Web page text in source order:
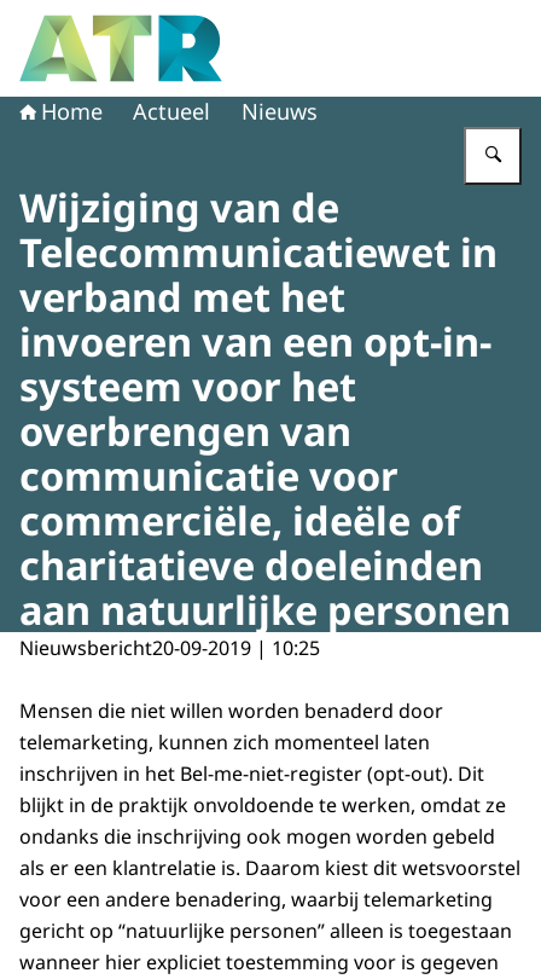
Naar de homepage van Adviescollege toetsing regeldruk
Home Actueel Nieuws
Wijziging van de
Telecommunicatiewet in
verband met het
invoeren van een opt-in-
systeem voor het
overbrengen van
communicatie voor
commerciële, ideële of
charitatieve doeleinden
aan natuurlijke personen
Nieuwsbericht20-09-2019 | 10:25
Mensen die niet willen worden benaderd door
telemarketing, kunnen zich momenteel laten
inschrijven in het Bel-me-niet-register (opt-out). Dit
blijkt in de praktijk onvoldoende te werken, omdat ze
ondanks die inschrijving ook mogen worden gebeld
als er een klantrelatie is. Daarom kiest dit wetsvoorstel
voor een andere benadering, waarbij telemarketing
gericht op “natuurlijke personen” alleen is toegestaan
wanneer hier expliciet toestemming voor is gegeven